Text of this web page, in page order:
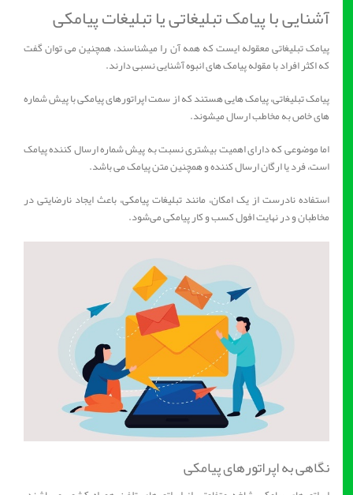
آشنایی با پیامک تبلیغاتی یا تبلیغات پیامکی
پیامک تبلیغاتی معقوله ایست که همه آن را میشناسند، همچنین می توان گفت
که اکثر افراد با مقوله پیامک های انبوه آشنایی نسبی دارند.
پیامک تبلیغاتی، پیامک هایی هستند که از سمت اپراتورهای پیامکی با پیش شماره
های خاص به مخاطب ارسال میشوند.
اما موضوعی که دارای اهمیت بیشتری نسبت به پیش شماره ارسال کننده پیامک
است، فرد یا ارگان ارسال کننده و همچنین متن پیامک می باشد.
استفاده نادرست از یک امکان، مانند تبلیغات پیامکی، باعث ایجاد نارضایتی در
مخاطبان و در نهایت افول کسب و کار پیامکی می‌شود.
​نگاهی به اپراتورهای پیامکی